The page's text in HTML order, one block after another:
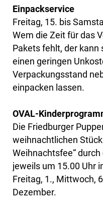
Einpackservice
Freitag, 15. bis
Wem die Zeit für das
Pakets fehlt, der kann
einen geringen
Verpackungsstand
einpacken lassen.
OVAL-
Die Friedburger
weihnachtlichen
Weihnachtsfee“
jeweils um 15.00 Uhr
Freitag, 1., Mittwoch,
Dezember.